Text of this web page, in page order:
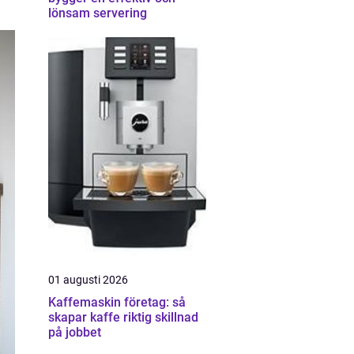
lönsam servering
01 augusti 2026
Kaffemaskin företag: så
skapar kaffe riktig skillnad
på jobbet